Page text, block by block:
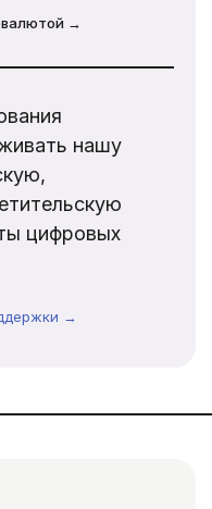
→
нашу
цифровых
→